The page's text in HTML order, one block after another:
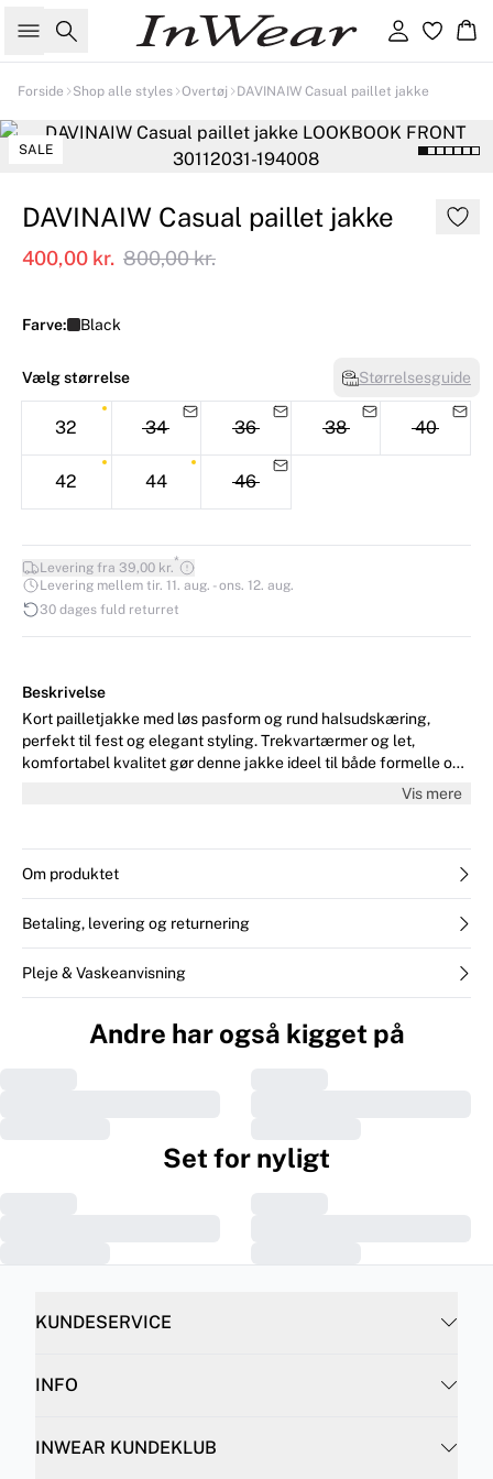
Søg Log ind
Forside Shop alle styles Overtøj DAVINAIW Casual paillet jakke
SALE
DAVINAIW Casual paillet jakke
400,00 kr. 800,00 kr.
Farve: Black
Vælg størrelse Størrelsesguide
32 34 36 38 40
42 44 46
Levering fra 39,00 kr.*
Levering mellem tir. 11. aug. - ons. 12. aug.
30 dages fuld returret
Beskrivelse
Kort pailletjakke med løs pasform og rund halsudskæring,
perfekt til fest og elegant styling. Trekvartærmer og let,
komfortabel kvalitet gør denne jakke ideel til både formelle og
Vis mere
Om produktet
Betaling, levering og returnering
Pleje & Vaskeanvisning
Andre har også kigget på
Set for nyligt
KUNDESERVICE
INFO
INWEAR KUNDEKLUB